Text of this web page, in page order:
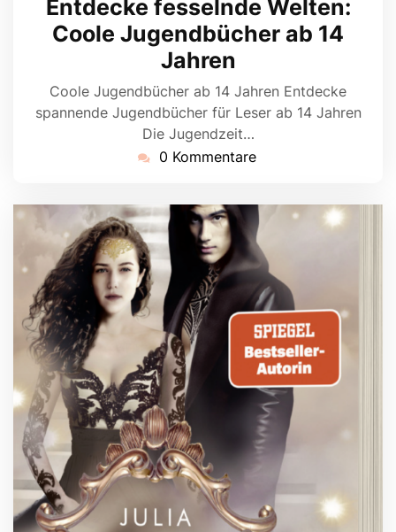
2026
Entdecke fesselnde Welten:
Coole Jugendbücher ab 14
Jahren
Coole Jugendbücher ab 14 Jahren Entdecke
spannende Jugendbücher für Leser ab 14 Jahren
Die Jugendzeit…
0 Kommentare